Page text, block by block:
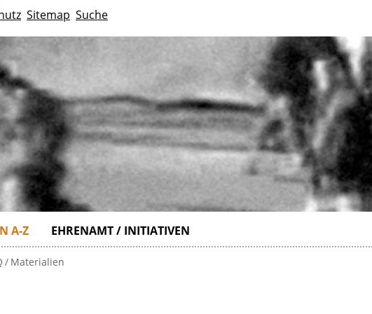
Sitemap Suche
A-Z EHRENAMT / INITIATIVEN
Materialien